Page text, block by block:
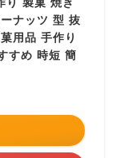
ナッツ 型 抜
用品 手作り
すめ 時短 簡